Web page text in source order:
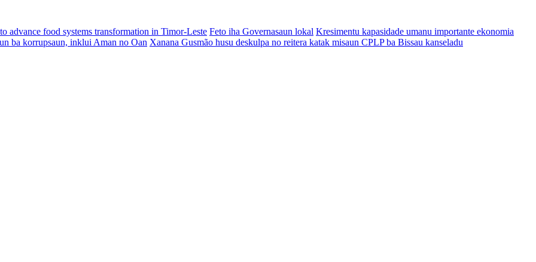
advance food systems transformation in Timor-Leste Feto iha Governasaun lokal Kresimentu kapasidade umanu importante ekonomia
ba korrupsaun, inklui Aman no Oan Xanana Gusmão husu deskulpa no reitera katak misaun CPLP ba Bissau kanseladu